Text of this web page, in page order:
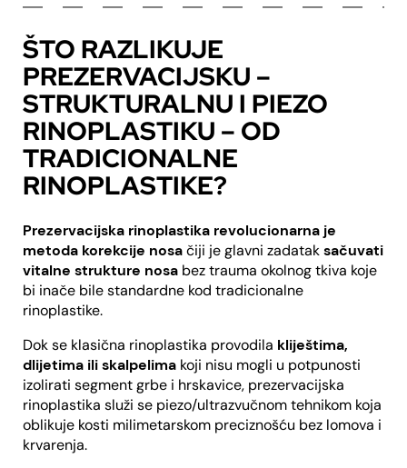
ŠTO RAZLIKUJE
PREZERVACIJSKU –
STRUKTURALNU I PIEZO
RINOPLASTIKU – OD
TRADICIONALNE
RINOPLASTIKE?
Prezervacijska rinoplastika revolucionarna je
metoda korekcije nosačiji je glavni zadataksačuvati
vitalne strukture nosa bez trauma okolnog tkiva koje
bi inače bile standardne kod tradicionalne
rinoplastike.
Dok se klasična rinoplastika provodila kliještima,
dlijetima ili skalpelima koji nisu mogli u potpunosti
izolirati segment grbe i hrskavice, prezervacijska
rinoplastika služi se piezo/ultrazvučnom tehnikom koja
oblikuje kosti milimetarskom preciznošću bez lomova i
krvarenja.